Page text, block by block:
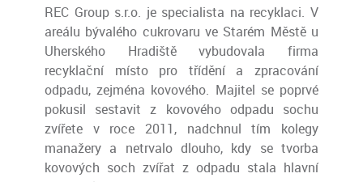
REC Group s.r.o. je specialista na recyklaci. V
areálu bývalého cukrovaru ve Starém Městě u
Uherského Hradiště vybudovala firma
recyklační místo pro třídění a zpracování
odpadu, zejména kovového. Majitel se poprvé
pokusil sestavit z kovového odpadu sochu
zvířete v roce 2011, nadchnul tím kolegy
manažery a netrvalo dlouho, kdy se tvorba
kovových soch zvířat z odpadu stala hlavní